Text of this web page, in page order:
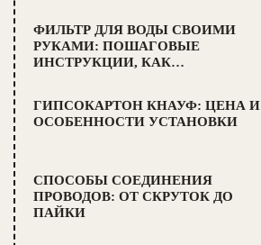
ФИЛЬТР ДЛЯ ВОДЫ СВОИМИ
РУКАМИ: ПОШАГОВЫЕ
ИНСТРУКЦИИ, КАК…
ГИПСОКАРТОН КНАУФ: ЦЕНА И
ОСОБЕННОСТИ УСТАНОВКИ
СПОСОБЫ СОЕДИНЕНИЯ
ПРОВОДОВ: ОТ СКРУТОК ДО
ПАЙКИ